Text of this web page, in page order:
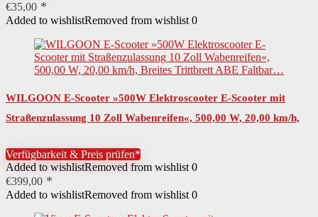
€35,00
Added to wishlistRemoved from wishlist 0
WILGOON E-Scooter »500W Elektroscooter E-Scooter mit
Straßenzulassung 10 Zoll Wabenreifen«, 500,00 W, 20,00 km/h,
Verfügbarkeit & Preis prüfen*
Added to wishlistRemoved from wishlist 0
€399,00
Added to wishlistRemoved from wishlist 0